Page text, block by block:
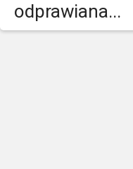
odprawiana...